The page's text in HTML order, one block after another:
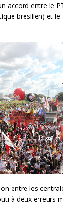
accord entre le
brésilien) et le
entre les
à deux erreurs